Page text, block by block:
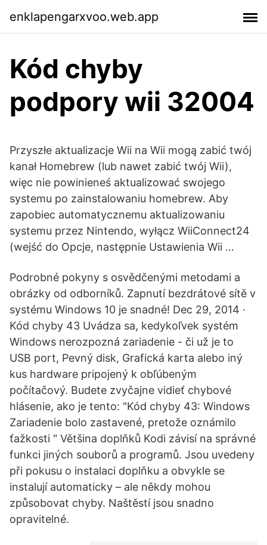
enklapengarxvoo.web.app
Kód chyby
podpory wii 32004
Przyszłe aktualizacje Wii na Wii mogą zabić twój
kanał Homebrew (lub nawet zabić twój Wii),
więc nie powinieneś aktualizować swojego
systemu po zainstalowaniu homebrew. Aby
zapobiec automatycznemu aktualizowaniu
systemu przez Nintendo, wyłącz WiiConnect24
(wejść do Opcje, następnie Ustawienia Wii …
Podrobné pokyny s osvědčenými metodami a
obrázky od odborníků. Zapnutí bezdrátové sítě v
systému Windows 10 je snadné! Dec 29, 2014 ·
Kód chyby 43 Uvádza sa, kedykoľvek systém
Windows nerozpozná zariadenie - či už je to
USB port, Pevný disk, Grafická karta alebo iný
kus hardware pripojený k obľúbeným
počítačový. Budete zvyčajne vidieť chybové
hlásenie, ako je tento: "Kód chyby 43: Windows
Zariadenie bolo zastavené, pretože oznámilo
ťažkosti " Většina doplňků Kodi závisí na správné
funkci jiných souborů a programů. Jsou uvedeny
při pokusu o instalaci doplňku a obvykle se
instalují automaticky – ale někdy mohou
způsobovat chyby. Naštěstí jsou snadno
opravitelné.